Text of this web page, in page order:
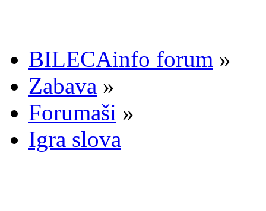
BILECAinfo forum »
Zabava »
Forumaši »
Igra slova